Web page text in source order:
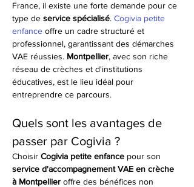
France, il existe une forte demande pour ce
type de service spécialisé. Cogivia petite
enfance offre un cadre structuré et
professionnel, garantissant des démarches
VAE réussies. Montpellier, avec son riche
réseau de crèches et d'institutions
éducatives, est le lieu idéal pour
entreprendre ce parcours.
Quels sont les avantages de
passer par Cogivia ?
Choisir Cogivia petite enfance pour son
service d'accompagnement VAE en crèche
à Montpellier offre des bénéfices non